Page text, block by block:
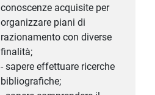
conoscenze acquisite per
organizzare piani di
razionamento con diverse
finalità;
- sapere effettuare ricerche
bibliografiche;